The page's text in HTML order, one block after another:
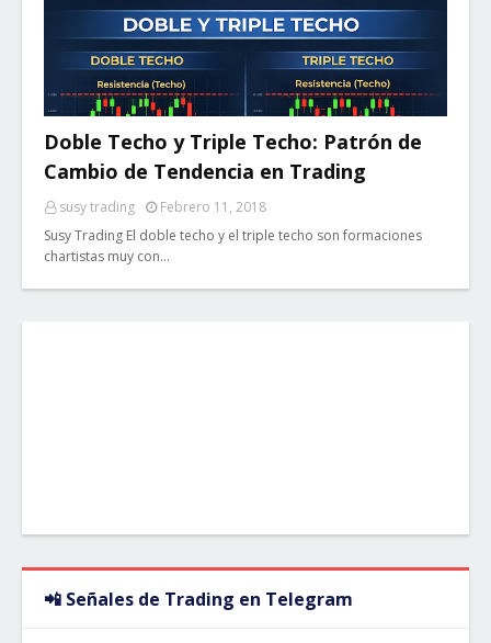
Doble Techo y Triple Techo: Patrón de
Cambio de Tendencia en Trading
susy trading
Febrero 11, 2018
Susy Trading El doble techo y el triple techo son formaciones
chartistas muy con…
📲 Señales de Trading en Telegram